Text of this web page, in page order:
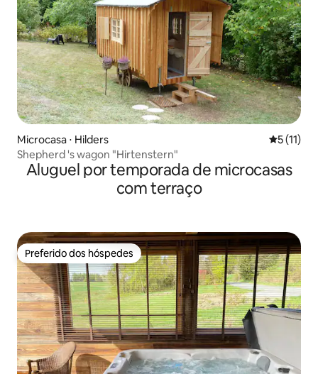
Microcasa ⋅ Hilders 5 de uma
5 (11)
Shepherd 's wagon "Hirtenstern"
Aluguel por temporada de microcasas
com terraço
Preferido dos hóspedes
Preferido dos hóspedes